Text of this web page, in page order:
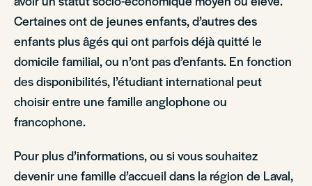
Certaines ont de jeunes enfants, d’autres des
enfants plus âgés qui ont parfois déjà quitté le
domicile familial, ou n’ont pas d’enfants. En fonction
des disponibilités, l’étudiant international peut
choisir entre une famille anglophone ou
francophone.
Pour plus d’informations, ou si vous souhaitez
devenir une famille d’accueil dans la région de Laval,